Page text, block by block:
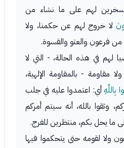
لهم على ما نشاء من
لا خروج لهم عن حكمنا، ولا
من فرعون والعتو والقسوة.
لهم في هذه الحالة، - التي لا
مقاومة - بالمقاومة الإلهية،
بِاللَّهِأي: اعتمدوا عليه في جلب
وثقوا بالله، أنه سيتم أمركم
ما يحل بكم، منتظرين للفرج.
ولا لقومه حتى يتحكموا فيها